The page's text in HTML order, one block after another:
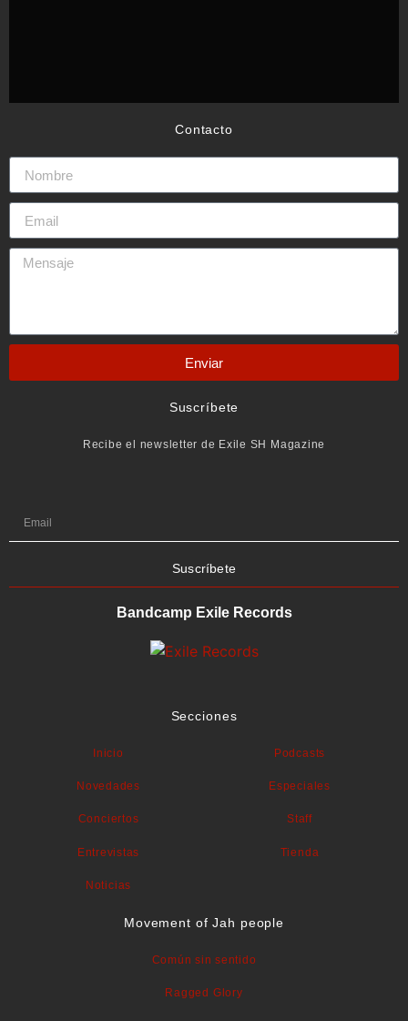
Contacto
Enviar
Suscríbete
Recibe el newsletter de Exile SH Magazine
Suscríbete
Bandcamp Exile Records
Secciones
Inicio
Novedades
Conciertos
Entrevistas
Noticias
Podcasts
Especiales
Staff
Tienda
Movement of Jah people
Común sin sentido
Ragged Glory